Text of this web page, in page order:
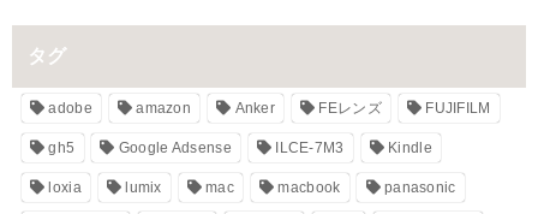
タグ
adobe amazon Anker FEレンズ FUJIFILM
gh5 Google Adsense ILCE-7M3 Kindle
loxia lumix mac macbook panasonic